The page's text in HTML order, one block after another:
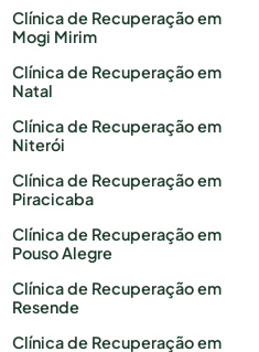
Clínica de Recuperação em
Mogi Mirim
Clínica de Recuperação em
Natal
Clínica de Recuperação em
Niterói
Clínica de Recuperação em
Piracicaba
Clínica de Recuperação em
Pouso Alegre
Clínica de Recuperação em
Resende
Clínica de Recuperação em